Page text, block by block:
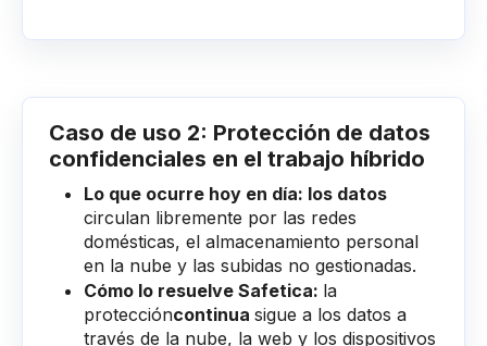
Caso de uso 2: Protección de datos
confidenciales en el trabajo híbrido
Lo que ocurre hoy en día: los datos
circulan libremente por las redes
domésticas, el almacenamiento personal
en la nube y las subidas no gestionadas.
Cómo lo resuelve Safetica: la
proteccióncontinua sigue a los datos a
través de la nube, la web y los dispositivos